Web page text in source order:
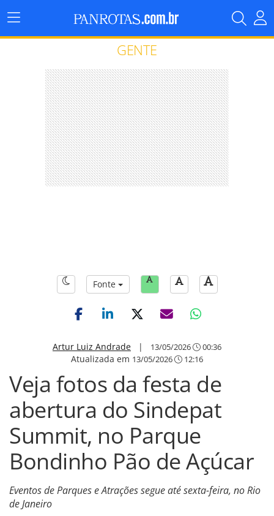
Menu
Principal
GENTE
Fonte
Artur Luiz Andrade | 13/05/2026 00:36
Atualizada em 13/05/2026 12:16
Veja fotos da festa de
abertura do Sindepat
Summit, no Parque
Bondinho Pão de Açúcar
Eventos de Parques e Atrações segue até sexta-feira, no Rio
de Janeiro